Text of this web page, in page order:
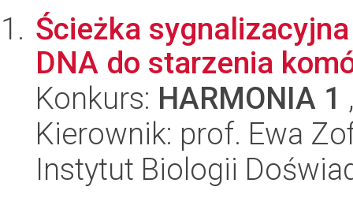
Ścieżka
DNA do starzenia
Konkurs: HARMONIA 1
Kierownik: prof. Ewa
Instytut Biologii